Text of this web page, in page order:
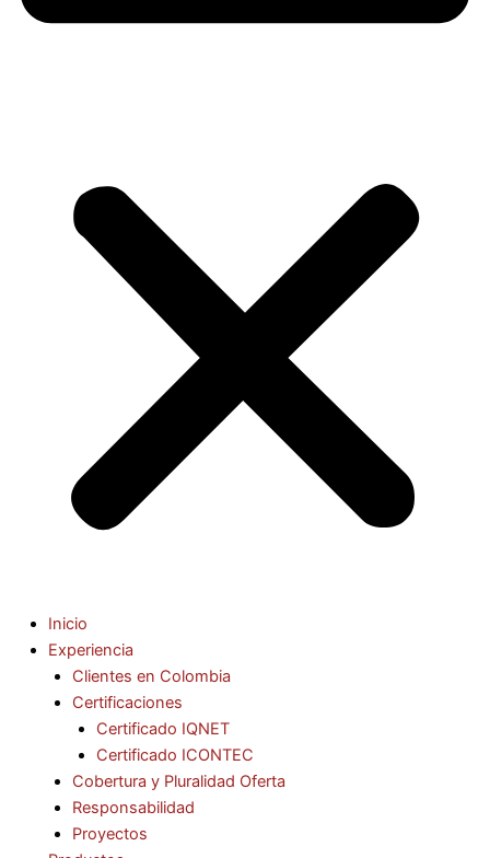
Inicio
Experiencia
Clientes en Colombia
Certificaciones
Certificado IQNET
Certificado ICONTEC
Cobertura y Pluralidad Oferta
Responsabilidad
Proyectos